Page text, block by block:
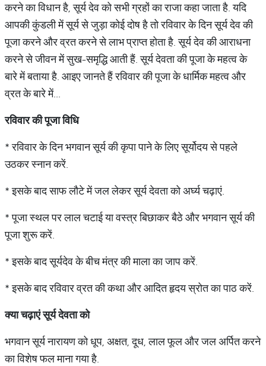
करने का विधान है, सूर्य देव को सभी ग्रहों का राजा कहा जाता है. यदि
आपकी कुंडली में सूर्य से जुड़ा कोई दोष है तो रविवार के दिन सूर्य देव की
पूजा करने और व्रत करने से लाभ प्राप्त होता है. सूर्य देव की आराधना
करने से जीवन में सुख-समृद्धि आती हैं. सूर्य देवता की पूजा के महत्व के
बारे में बताया है. आइए जानते हैं रविवार की पूजा के धार्मिक महत्व और
व्रत के बारे में...
रविवारकीपूजाविधि
* रविवार के दिन भगवान सूर्य की कृपा पाने के लिए सूर्योदय से पहले
उठकर स्नान करें.
* इसके बाद साफ लौटे में जल लेकर सूर्य देवता को अर्घ्य चढ़ाएं.
* पूजा स्थल पर लाल चटाई या वस्त्र बिछाकर बैठे और भगवान सूर्य की
पूजा शुरू करें.
* इसके बाद सूर्यदेव के बीच मंत्र की माला का जाप करें.
* इसके बाद रविवार व्रत की कथा और आदित हृदय स्रोत का पाठ करें.
क्याचढ़ाएंसूर्यदेवताको
भगवान सूर्य नारायण को धूप, अक्षत, दूध, लाल फूल और जल अर्पित करने
का विशेष फल माना गया है.